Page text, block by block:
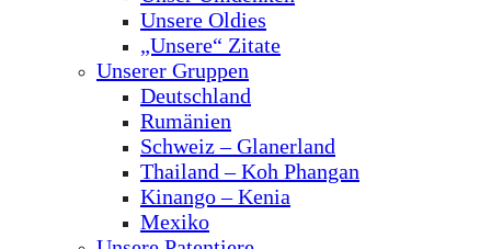
Unsere Oldies
„Unsere“ Zitate
Unserer Gruppen
Deutschland
Rumänien
Schweiz – Glanerland
Thailand – Koh Phangan
Kinango – Kenia
Mexiko